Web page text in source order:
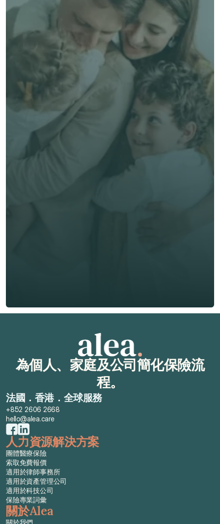
選擇 Alea
選擇 Alea
與專業顧問對話
尊享免費的個人化報價
專業建議，貼心周到
節省時間與成本，提升整體體驗
立即獲取客觀的建議
獲取免費報價
為個人、家庭及公司簡化保險流
程。
法國．香港．全球服務
+852 2606 2668
hello@alea.care
人力資源解決方案
團體醫療保險
索取免費報價
適用於律師事務所
適用於資產管理公司
適用於科技公司
保險專業詞彙
關於Alea
關於我們